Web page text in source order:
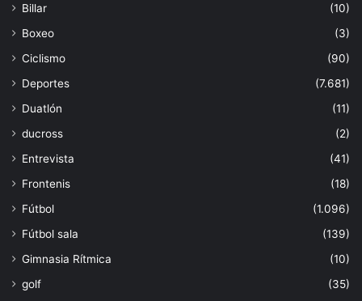
Billar
(10)
Boxeo
(3)
Ciclismo
(90)
Deportes
(7.681)
Duatlón
(11)
ducross
(2)
Entrevista
(41)
Frontenis
(18)
Fútbol
(1.096)
Fútbol sala
(139)
Gimnasia Rítmica
(10)
golf
(35)